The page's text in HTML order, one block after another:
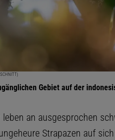
Gebiet auf der
an ausgesprochen
Strapazen auf